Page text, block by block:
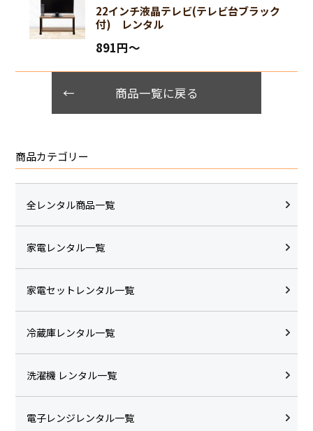
22インチ液晶テレビ(テレビ台ブラック
付) レンタル
891円〜
商品一覧に戻る
商品カテゴリー
全レンタル商品一覧
家電レンタル一覧
家電セットレンタル一覧
冷蔵庫レンタル一覧
洗濯機 レンタル一覧
電子レンジレンタル一覧